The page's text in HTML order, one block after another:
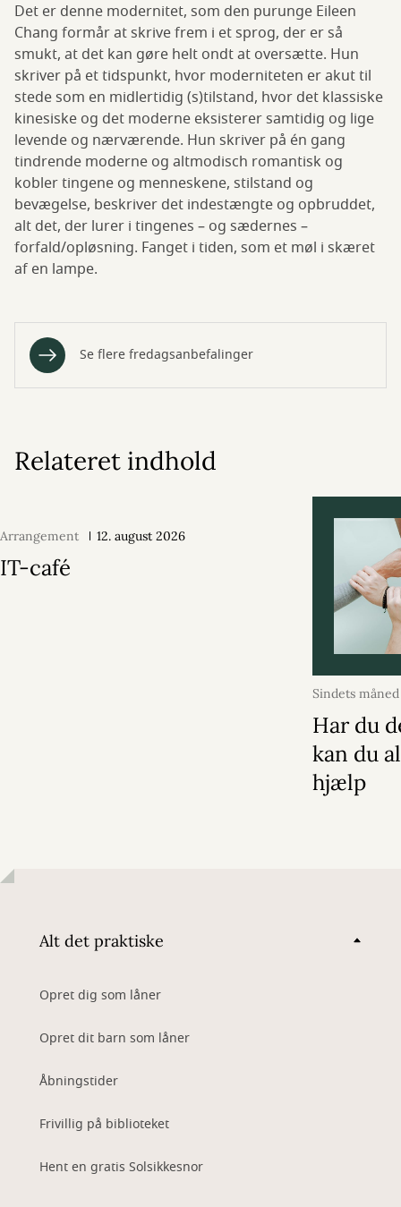
Det er denne modernitet, som den purunge Eileen
Chang formår at skrive frem i et sprog, der er så
smukt, at det kan gøre helt ondt at oversætte. Hun
skriver på et tidspunkt, hvor moderniteten er akut til
stede som en midlertidig (s)tilstand, hvor det klassiske
kinesiske og det moderne eksisterer samtidig og lige
levende og nærværende. Hun skriver på én gang
tindrende moderne og altmodisch romantisk og
kobler tingene og menneskene, stilstand og
bevægelse, beskriver det indestængte og opbruddet,
alt det, der lurer i tingenes – og sædernes –
forfald/opløsning. Fanget i tiden, som et møl i skæret
af en lampe.
Se flere fredagsanbefalinger
Relateret indhold
Arrangement 12. august 2026
IT-café
Sindets måned
2026
Har du
kan du
hjælp
Alt det praktiske
Opret dig som låner
Opret dit barn som låner
Åbningstider
Frivillig på biblioteket
Hent en gratis Solsikkesnor